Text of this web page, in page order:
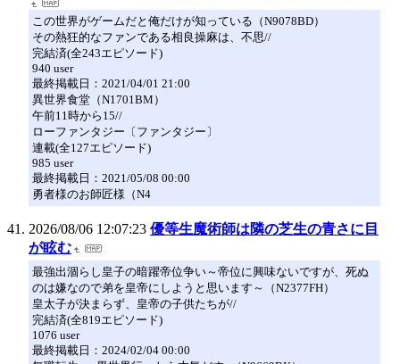
この世界がゲームだと俺だけが知っている（N9078BD）
その熱狂的なファンである相良操麻は、不思//
完結済(全243エピソード)
940 user
最終掲載日：2021/04/01 21:00
異世界食堂（N1701BM）
午前11時から15//
ローファンタジー〔ファンタジー〕
連載(全127エピソード)
985 user
最終掲載日：2021/05/08 00:00
勇者様のお師匠様（N4
2026/08/06 12:07:23 優等生魔術師は隣の芝生の青さに目
が眩む
最強出涸らし皇子の暗躍帝位争い～帝位に興味ないですが、死ぬ
のは嫌なので弟を皇帝にしようと思います～（N2377FH）
皇太子が決まらず、皇帝の子供たちが//
完結済(全819エピソード)
1076 user
最終掲載日：2024/02/04 00:00